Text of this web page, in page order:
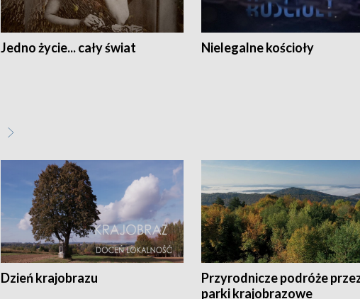
Jedno życie... cały świat Nielegalne kościoły
Dzień krajobrazu
Przyrodnicze podróże
parki krajobrazowe